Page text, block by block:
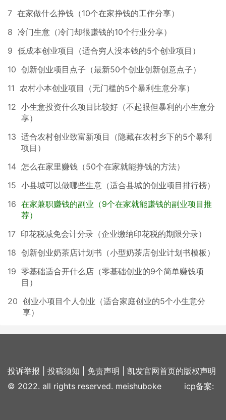
7 在家做什么挣钱（10个在家挣钱的工作分享）
8 冷门生意（冷门却很赚钱的10个行业分享）
9 低成本创业项目（适合穷人没本钱的5个创业项目）
10 创新创业项目点子（最新50个创业创新创意点子）
11 农村小本创业项目（无门槛的5个暴利生意分享）
12 小生意投资什么项目比较好（不起眼但暴利的小生意分
享）
13 适合农村创业致富新项目（隐藏在农村乡下的5个暴利
项目）
14 怎么在家里赚钱（50个在家就能挣钱的方法）
15 小县城可以做哪些生意（适合县城的创业项目排行榜）
16 在家兼职赚钱的副业（9个在家就能赚钱的副业项目推
荐）
17 印花税减免会计分录（企业缴纳印花税的期限分录）
18 创新创业奶茶店计划书（小型奶茶店创业计划书模板）
19 零基础适合开什么店（零基础创业的9个简单赚钱项
目）
20 创业小项目个人创业（适合家庭创业的5个小生意分
享）
投诉举报 投稿须知 免责声明
凯发官网首页的版权声明
© 2022. all rights reserved. meishuboke icp备案: